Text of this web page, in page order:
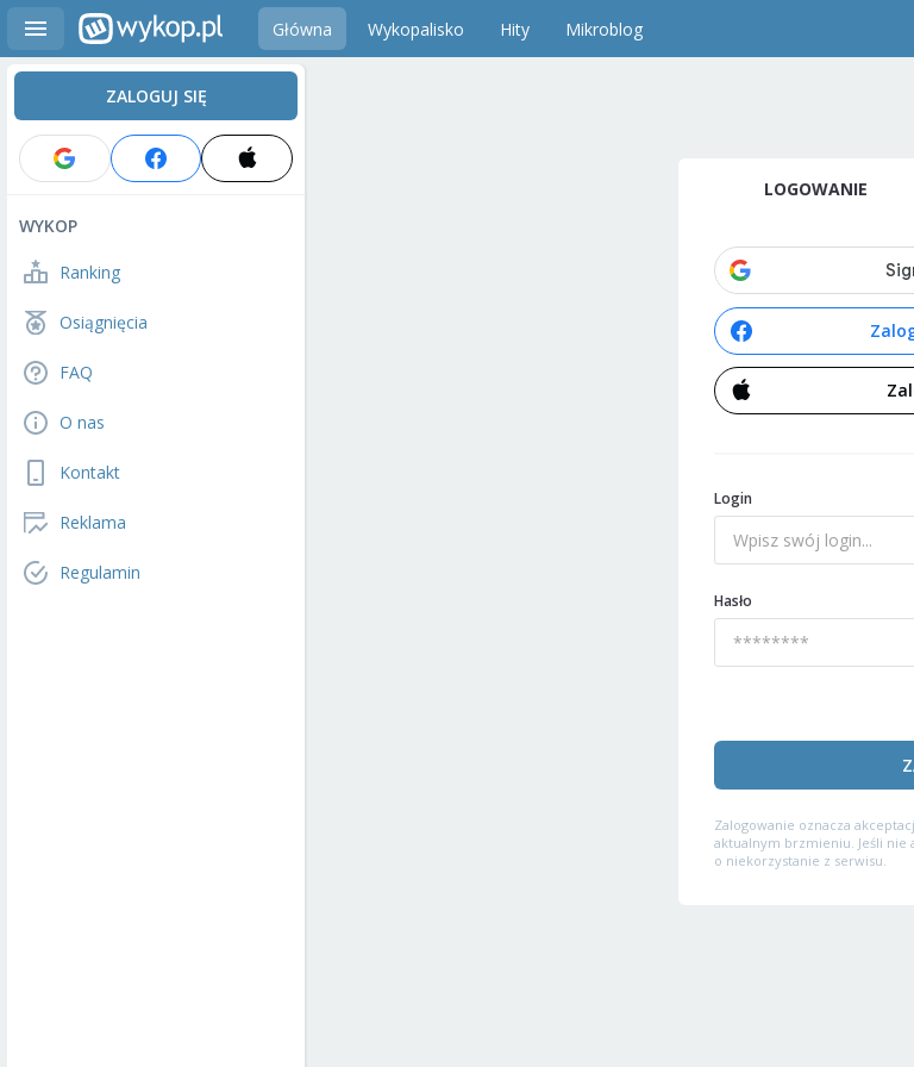
Główna Wykopalisko Hity Mikroblog
ZALOGUJ SIĘ
WYKOP
Ranking
Osiągnięcia
FAQ
O nas
Kontakt
Reklama
Regulamin
LOGOWANIE
Login
Hasło
Zalogowanie oznacza
aktualnym brzmieniu. Jeśli nie
o niekorzystanie z serwisu.